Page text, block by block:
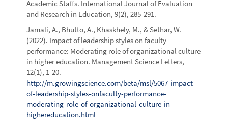
Academic Staffs. International Journal of Evaluation
and Research in Education, 9(2), 285-291.
Jamali, A., Bhutto, A., Khaskhely, M., & Sethar, W.
(2022). Impact of leadership styles on faculty
performance: Moderating role of organizational culture
in higher education. Management Science Letters,
12(1), 1-20.
http://m.growingscience.com/beta/msl/5067-impact-
of-leadership-styles-onfaculty-performance-
moderating-role-of-organizational-culture-in-
highereducation.html